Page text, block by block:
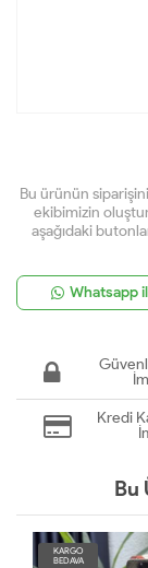
Bu ürünün
ekibimizin
aşağıdaki
Whatsapp
Kredi
Bu
KARGO
BEDAVA